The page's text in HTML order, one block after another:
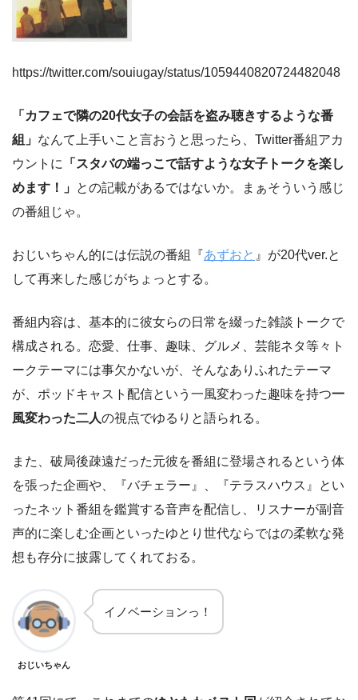
https://twitter.com/souiugay/status/1059440820724482048
「カフェで隣の20代女子の会話を盗み聴きするような番
組」 なんて上手いこと言おうと思ったら、Twitter番組アカ
ウントに
「スタバの端っこで話すような女子トークを楽し
めます！」 との記載があるではないか。まぁそういう感じ
の番組じゃ。
おじいちゃん的には伝説の番組『あずおと 』が20代ver.と
して再来した感じがちょっとする。
番組内容は、基本的に彼女らの日常を綴った雑談トークで
構成される。恋愛、仕事、趣味、グルメ、芸能ネタ等々ト
ークテーマには事欠かないが、そんなありふれたテーマ
が、ポッドキャスト配信という一風変わった趣味を持つ一
風変わった二人の視点でゆるりと語られる。
また、破局後疎遠だった元彼を番組に登場されるという体
を張った企画や、『バチェラー』、『テラスハウス』とい
ったネット番組を鑑賞する音声を配信し、リスナーが副音
声的に楽しむ企画といったゆとり世代ならではの柔軟な発
想も存分に披露してくれておる。
おじいちゃん
イノベーションっ！